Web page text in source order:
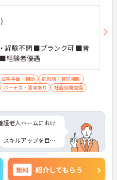
経験不問 ■ブランク可 ■普
経験者優遇
住宅手当・補助
託児所・育児補助
ボーナス・賞与あり
社会保険完備
護老人ホームにおけ
スキルアップを目指
クラク♪
をお伝えしますの
さい！
無料 紹介してもらう